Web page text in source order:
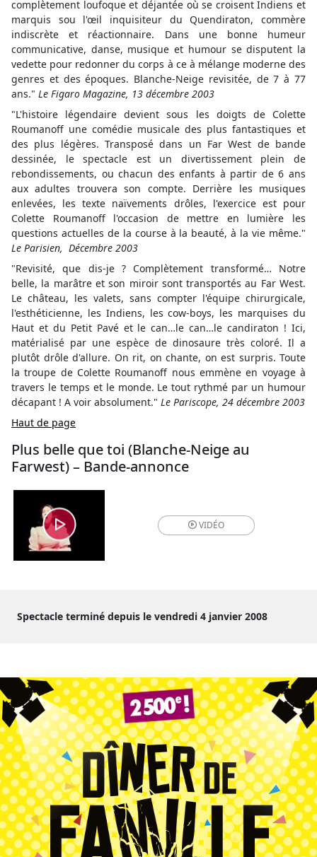
complètement loufoque et déjantée où se croisent Indiens et
marquis sou l'œil inquisiteur du Quendiraton, commère
indiscrète et réactionnaire. Dans une bonne humeur
communicative, danse, musique et humour se disputent la
vedette pour redonner du corps à ce à mélange moderne des
genres et des époques. Blanche-Neige revisitée, de 7 à 77
ans." Le Figaro Magazine, 13 décembre 2003
"L'histoire légendaire devient sous les doigts de Colette
Roumanoff une comédie musicale des plus fantastiques et
des plus légères. Transposé dans un Far West de bande
dessinée, le spectacle est un divertissement plein de
rebondissements, ou chacun des enfants à partir de 6 ans
aux adultes trouvera son compte. Derrière les musiques
enlevées, les texte naïvements drôles, l'exercice est pour
Colette Roumanoff l'occasion de mettre en lumière les
questions actuelles de la course à la beauté, à la vie même."
Le Parisien, Décembre 2003
"Revisité, que dis-je ? Complètement transformé… Notre
belle, la marâtre et son miroir sont transportés au Far West.
Le château, les valets, sans compter l'équipe chirurgicale,
l'esthéticienne, les Indiens, les cow-boys, les marquises du
Haut et du Petit Pavé et le can…le can…le candiraton ! Ici,
matérialisé par une espèce de dinosaure très coloré. Il a
plutôt drôle d'allure. On rit, on chante, on est surpris. Toute
la troupe de Colette Roumanoff nous emmène en voyage à
travers le temps et le monde. Le tout rythmé par un humour
décapant ! A voir absolument." Le Pariscope, 24 décembre 2003
Haut de page
Plus belle que toi (Blanche-Neige au
Farwest) – Bande-annonce
VIDÉO
Spectacle terminé depuis le vendredi 4 janvier 2008